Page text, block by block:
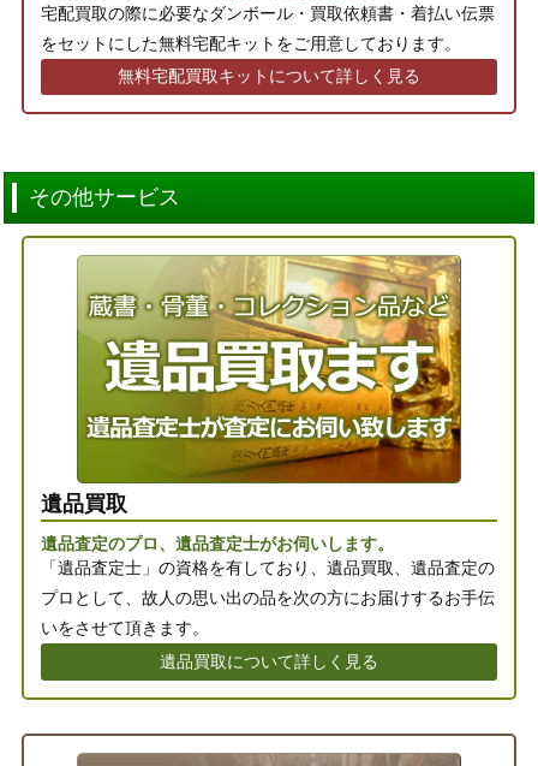
宅配買取の際に必要なダンボール・買取依頼書・着払い伝票
をセットにした無料宅配キットをご用意しております。
無料宅配買取キットについて詳しく見る
その他サービス
遺品買取
遺品査定のプロ、遺品査定士がお伺いします。
「遺品査定士」の資格を有しており、遺品買取、遺品査定の
プロとして、故人の思い出の品を次の方にお届けするお手伝
いをさせて頂きます。
遺品買取について詳しく見る